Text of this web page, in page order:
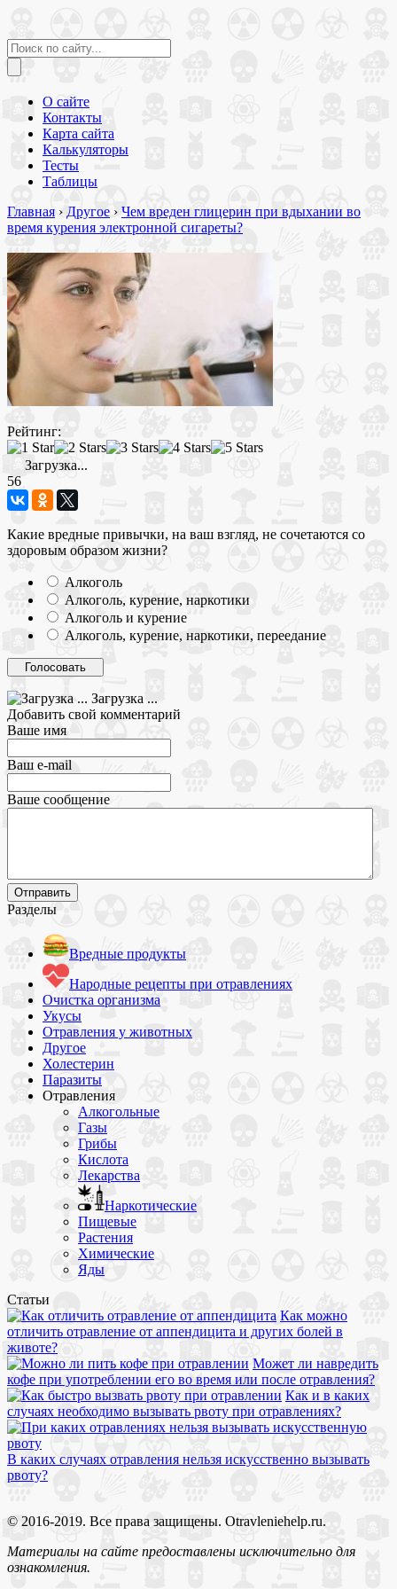
О сайте
Контакты
Карта сайта
Калькуляторы
Тесты
Таблицы
Главная › Другое › Чем вреден глицерин при вдыхании во
время курения электронной сигареты?
Рейтинг:
Загрузка...
56
Какие вредные привычки, на ваш взгляд, не сочетаются со
здоровым образом жизни?
Алкоголь
Алкоголь, курение, наркотики
Алкоголь и курение
Алкоголь, курение, наркотики, переедание
Загрузка ...
Добавить свой комментарий
Ваше имя
Ваш e-mail
Ваше сообщение
Разделы
Вредные продукты
Народные рецепты при отравлениях
Очистка организма
Укусы
Отравления у животных
Другое
Холестерин
Паразиты
Отравления
Алкогольные
Газы
Грибы
Кислота
Лекарства
Наркотические
Пищевые
Растения
Химические
Яды
Статьи
Как можно
отличить отравление от аппендицита и других болей в
животе?
Может ли навредить
кофе при употреблении его во время или после отравления?
Как и в каких
случаях необходимо вызывать рвоту при отравлениях?
В каких случаях отравления нельзя искусственно вызывать
рвоту?
© 2016-2019. Все права защищены. Otravleniehelp.ru.
Материалы на сайте предоставлены исключительно для
ознакомления.